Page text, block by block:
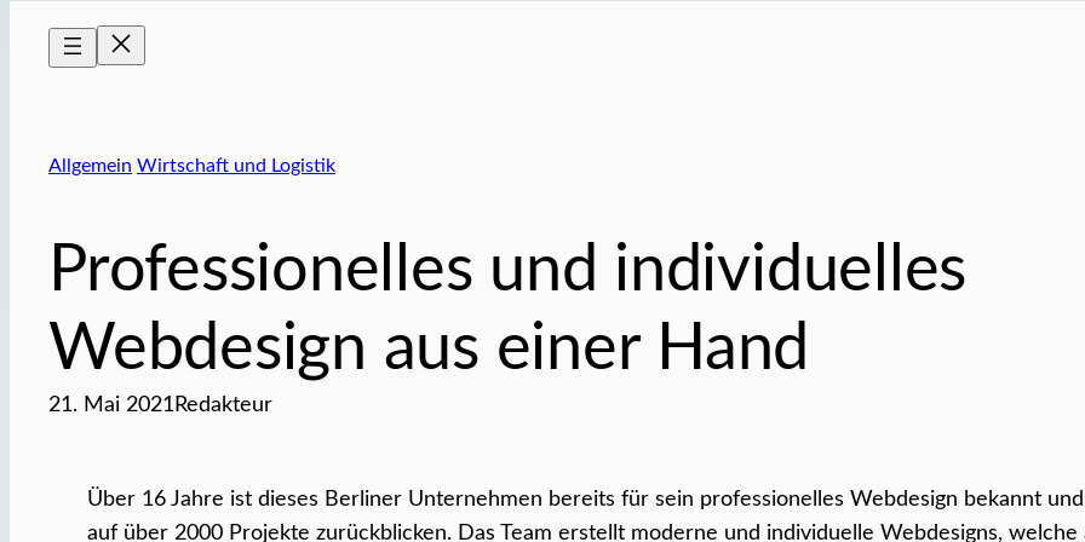
Allgemein Wirtschaft und Logistik
Professionelles und individuelles
Webdesign aus einer Hand
21. Mai 2021 Redakteur
Über 16 Jahre ist dieses Berliner Unternehmen bereits für sein professionelles Webdesign bekannt
auf über 2000 Projekte zurückblicken. Das Team erstellt moderne und individuelle Webdesigns, welche